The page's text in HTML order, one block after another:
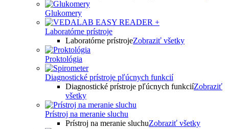
Glukomery
Laboratórne prístroje
Laboratórne prístrojeZobraziť všetky
Proktológia
Diagnostické prístroje pľúcnych funkcií
Diagnostické prístroje pľúcnych funkciíZobraziť
všetky
Prístroj na meranie sluchu
Prístroj na meranie sluchuZobraziť všetky